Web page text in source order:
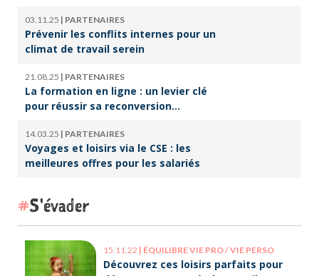
03.11.25 | PARTENAIRES
Prévenir les conflits internes pour un
climat de travail serein
21.08.25 | PARTENAIRES
La formation en ligne : un levier clé
pour réussir sa reconversion
14.03.25 | PARTENAIRES
Voyages et loisirs via le CSE : les
meilleures offres pour les salariés
S'évader
15.11.22 | ÉQUILIBRE VIE PRO / VIE PERSO
Découvrez ces loisirs parfaits pour